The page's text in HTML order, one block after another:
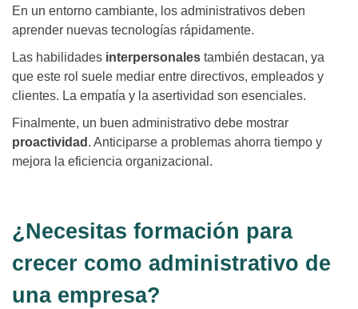
En un entorno cambiante, los administrativos deben
aprender nuevas tecnologías rápidamente.
Las habilidades interpersonales también destacan, ya
que este rol suele mediar entre directivos, empleados y
clientes. La empatía y la asertividad son esenciales.
Finalmente, un buen administrativo debe mostrar
proactividad . Anticiparse a problemas ahorra tiempo y
mejora la eficiencia organizacional.
¿Necesitas formación para
crecer como administrativo de
una empresa?